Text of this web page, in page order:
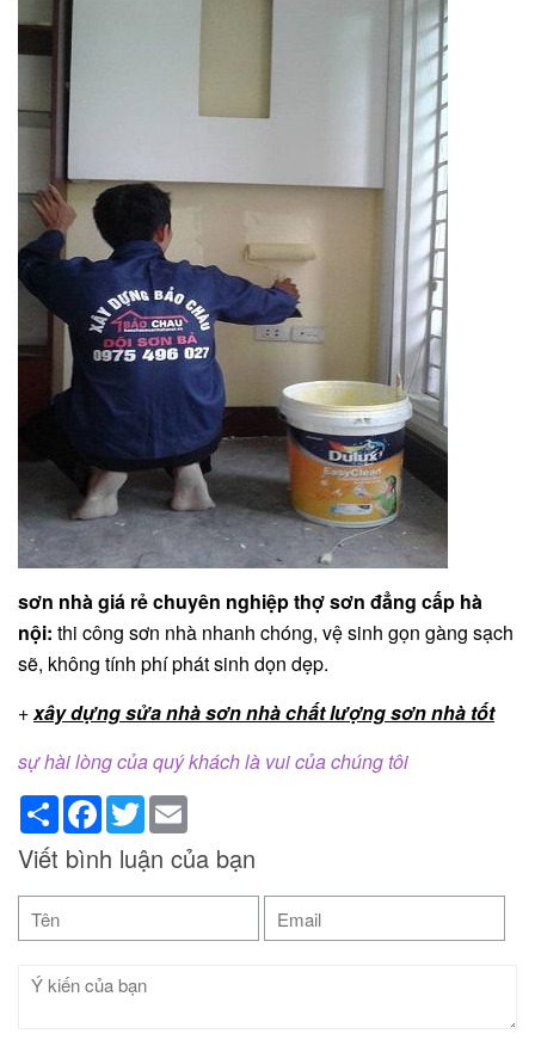
sơn nhà giá rẻ chuyên nghiệp thợ sơn đẳng cấp hà
nội: thi công sơn nhà nhanh chóng, vệ sinh gọn gàng sạch
sẽ, không tính phí phát sinh dọn dẹp.
+xây dựng sửa nhà sơn nhà chất lượng sơn nhà tốt
sự hài lòng của quý khách là vui của chúng tôi
ShareFacebook
Twitter
Viết bình luận của bạn